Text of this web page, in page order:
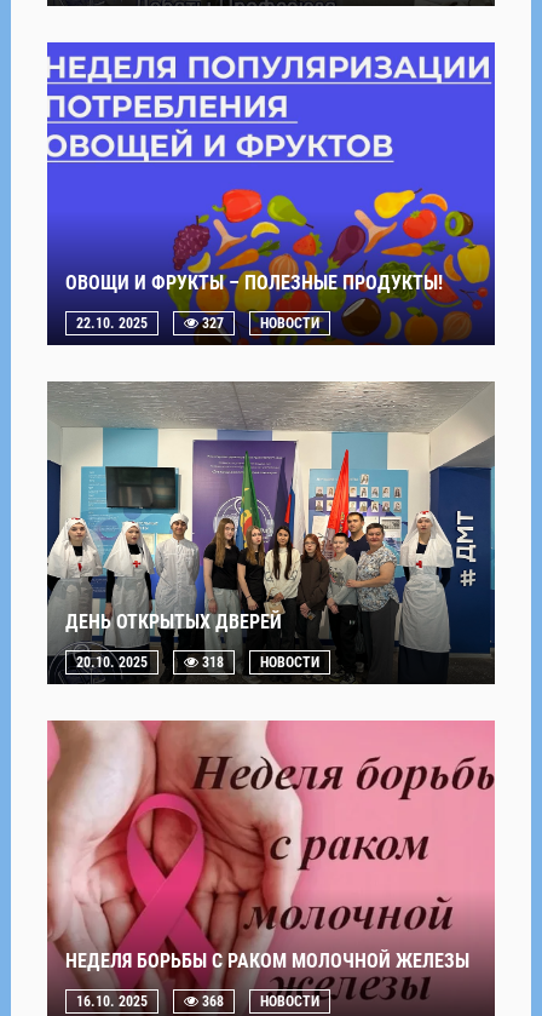
ОВОЩИ И ФРУКТЫ – ПОЛЕЗНЫЕ ПРОДУКТЫ!
22.10. 2025 327 НОВОСТИ
ДЕНЬ ОТКРЫТЫХ ДВЕРЕЙ
20.10. 2025 318 НОВОСТИ
НЕДЕЛЯ БОРЬБЫ С РАКОМ МОЛОЧНОЙ ЖЕЛЕЗЫ
16.10. 2025 368 НОВОСТИ